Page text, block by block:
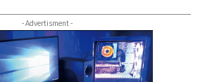
- Advertisment -